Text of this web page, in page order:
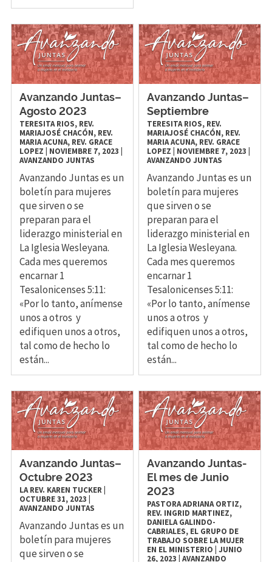
Avanzando Juntas–
Agosto 2023
TERESITA RIOS, REV.
MARIAJOSÉ CHACÓN, REV.
MARIA ACUNA, REV. GRACE
LOPEZ
NOVIEMBRE 7, 2023
AVANZANDO JUNTAS
Avanzando Juntas es un
boletín para mujeres
que sirven o se
preparan para el
liderazgo ministerial en
La Iglesia Wesleyana.
Cada mes queremos
encarnar 1
Tesalonicenses 5:11:
«Por lo tanto, anímense
unos a otros y
edifiquen unos a otros,
tal como de hecho lo
están...
Avanzando Juntas–
Septiembre
TERESITA RIOS, REV.
MARIAJOSÉ CHACÓN, REV.
MARIA ACUNA, REV. GRACE
LOPEZ
NOVIEMBRE 7, 2023
AVANZANDO JUNTAS
Avanzando Juntas es un
boletín para mujeres
que sirven o se
preparan para el
liderazgo ministerial en
La Iglesia Wesleyana.
Cada mes queremos
encarnar 1
Tesalonicenses 5:11:
«Por lo tanto, anímense
unos a otros y
edifiquen unos a otros,
tal como de hecho lo
están...
Avanzando Juntas–
Octubre 2023
LA REV. KAREN TUCKER
OCTUBRE 31, 2023
AVANZANDO JUNTAS
Avanzando Juntas es un
boletín para mujeres
que sirven o se
Avanzando Juntas-
El mes de Junio
2023
PASTORA ADRIANA ORTIZ,
REV. INGRID MARTINEZ,
DANIELA GALINDO-
CABRIALES, EL GRUPO DE
TRABAJO SOBRE LA MUJER
EN EL MINISTERIO |JUNIO
26, 2023 |AVANZANDO